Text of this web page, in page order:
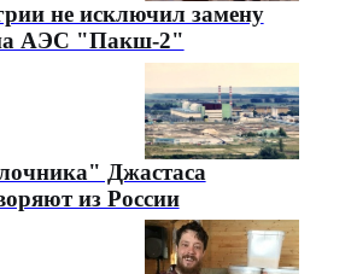
не исключил замену
АЭС "Пакш-2"
Джастаса
из России